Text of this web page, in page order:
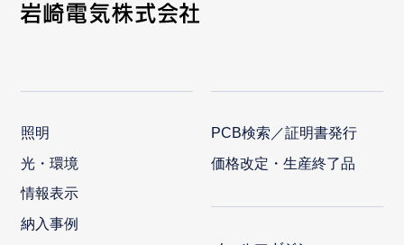
照明
光・環境
情報表示
納入事例
PCB検索／証明書発行
価格改定・生産終了品